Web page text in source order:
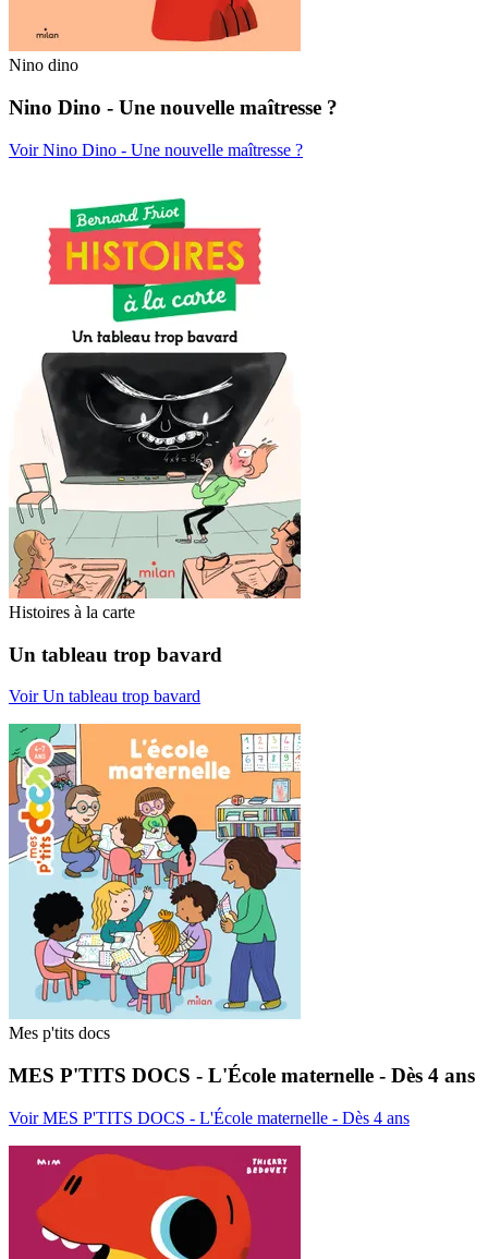
Nino dino
Nino Dino - Une nouvelle maîtresse ?
Voir Nino Dino - Une nouvelle maîtresse ?
Histoires à la carte
Un tableau trop bavard
Voir Un tableau trop bavard
Mes p'tits docs
MES P'TITS DOCS - L'École maternelle - Dès 4 ans
Voir MES P'TITS DOCS - L'École maternelle - Dès 4 ans